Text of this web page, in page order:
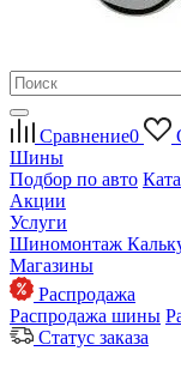
Сравнение0
Шины
Подбор по авто
Акции
Услуги
Шиномонтаж
Магазины
Распродажа
Распродажа шины
Статус заказа